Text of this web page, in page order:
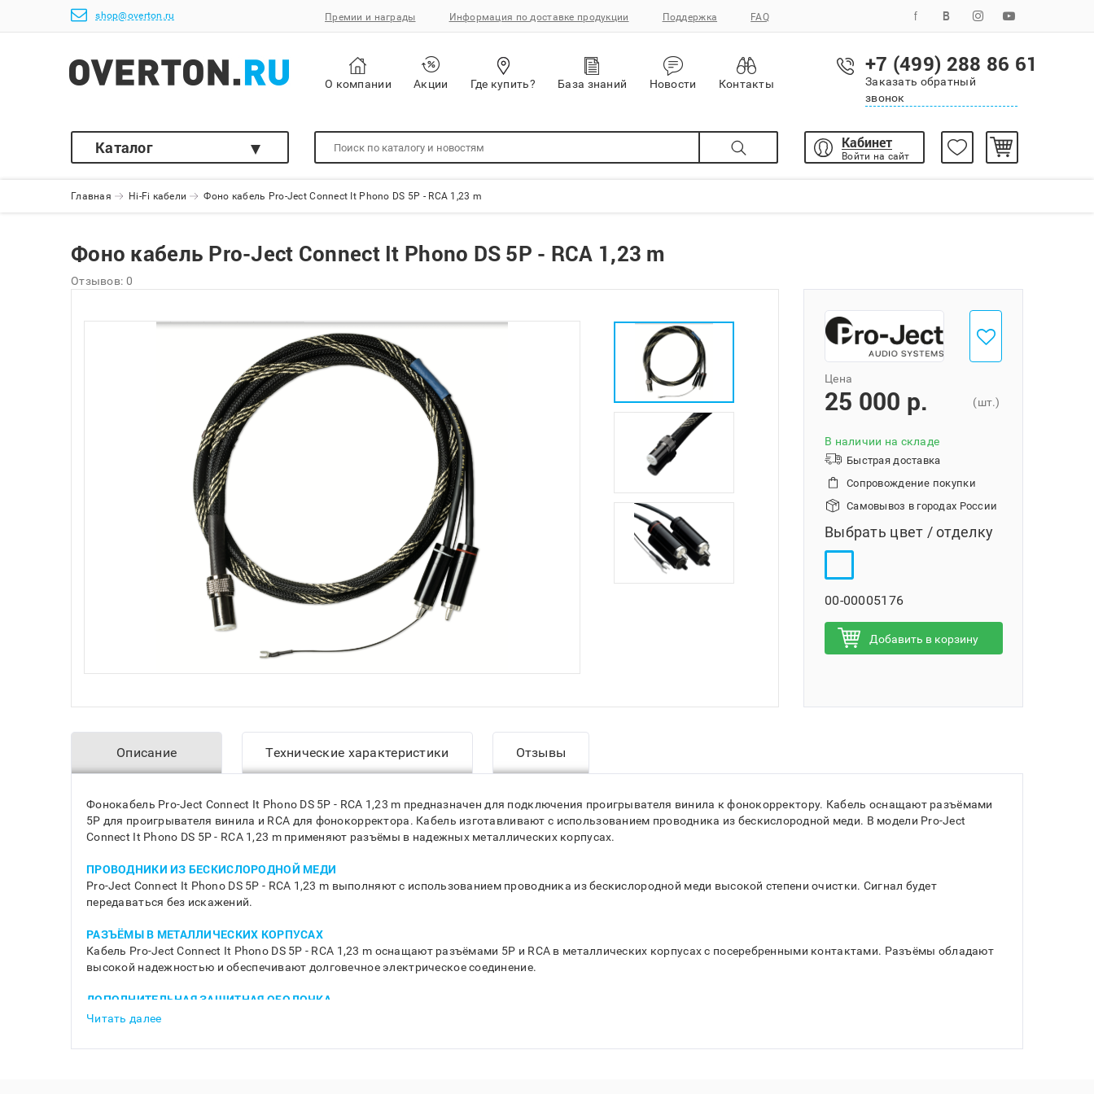
shop@overton.ru Премии и награды Информация по доставке продукции Поддержка FAQ
О компании Акции Где купить? База знаний Новости Контакты
+7 (499) 288 86 61
Заказать обратный
звонок
Каталог Кабинет
Войти на сайт
Главная Hi-Fi кабели Фоно кабель Pro-Ject Connect It Phono DS 5P - RCA 1,23 m
Фоно кабель Pro-Ject Connect It Phono DS 5P - RCA 1,23 m
Отзывов: 0
Добавить в избранное
Цена
25 000 p. (шт.)
В наличии на складе
Быстрая доставка
Сопровождение покупки
Самовывоз в городах России
Выбрать цвет / отделку
00-00005176
Добавить в корзину
Описание Технические характеристики Отзывы
Фонокабель Pro-Ject Connect It Phono DS 5P - RCA 1,23 m предназначен для подключения проигрывателя винила к фонокорректору. Кабель оснащают разъёмами
5P для проигрывателя винила и RCA для фонокорректора. Кабель изготавливают с использованием проводника из бескислородной меди. В модели Pro-Ject
Connect It Phono DS 5P - RCA 1,23 m применяют разъёмы в надежных металлических корпусах.
ПРОВОДНИКИ ИЗ БЕСКИСЛОРОДНОЙ МЕДИ
Pro-Ject Connect It Phono DS 5P - RCA 1,23 m выполняют с использованием проводника из бескислородной меди высокой степени очистки. Сигнал будет
передаваться без искажений.
РАЗЪЁМЫ В МЕТАЛЛИЧЕСКИХ КОРПУСАХ
Кабель Pro-Ject Connect It Phono DS 5P - RCA 1,23 m оснащают разъёмами 5P и RCA в металлических корпусах с посеребренными контактами. Разъёмы обладают
высокой надежностью и обеспечивают долговечное электрическое соединение.
ДОПОЛНИТЕЛЬНАЯ ЗАЩИТНАЯ ОБОЛОЧКА
В межблочном кабеле Pro-Ject Connect It Phono DS 5P - RCA 1,23 m применяют дополнительную внутреннюю токопроводящую оболочку. Таким образом,
Читать далее